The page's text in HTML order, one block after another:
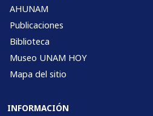
AHUNAM
Publicaciones
Biblioteca
Museo UNAM HOY
Mapa del sitio
INFORMACIÓN